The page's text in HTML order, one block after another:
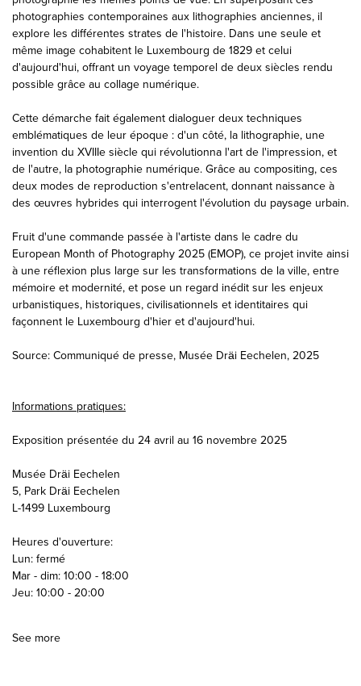
photographies contemporaines aux lithographies anciennes, il
explore les différentes strates de l'histoire. Dans une seule et
même image cohabitent le Luxembourg de 1829 et celui
d'aujourd'hui, offrant un voyage temporel de deux siècles rendu
possible grâce au collage numérique.
Cette démarche fait également dialoguer deux techniques
emblématiques de leur époque : d'un côté, la lithographie, une
invention du XVIIIe siècle qui révolutionna l'art de l'impression, et
de l'autre, la photographie numérique. Grâce au compositing, ces
deux modes de reproduction s'entrelacent, donnant naissance à
des œuvres hybrides qui interrogent l'évolution du paysage urbain.
Fruit d'une commande passée à l'artiste dans le cadre du
European Month of Photography 2025 (EMOP), ce projet invite ainsi
à une réflexion plus large sur les transformations de la ville, entre
mémoire et modernité, et pose un regard inédit sur les enjeux
urbanistiques, historiques, civilisationnels et identitaires qui
façonnent le Luxembourg d'hier et d'aujourd'hui.
Source: Communiqué de presse, Musée Dräi Eechelen, 2025
Informations pratiques:
Exposition présentée du 24 avril au 16 novembre 2025
Musée Dräi Eechelen
5, Park Dräi Eechelen
L-1499 Luxembourg
Heures d'ouverture:
Lun: fermé
Mar - dim: 10:00 - 18:00
Jeu: 10:00 - 20:00
See more